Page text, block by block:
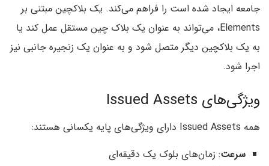
جامعه ایجاد شده است را فراهم می‌کند. یک بلاکچین مبتنی بر
Elements، می‌تواند به عنوان یک بلاک چین مستقل عمل کند یا
به یک بلاکچین دیگر متصل شود و به عنوان یک زنجیره جانبی نیز
اجرا شود.
ویژگی‌های Issued Assets
همه Issued Assets دارای ویژگی‌های پایه یکسانی هستند:
سرعت: زمان‌های بلوک یک دقیقه‌ای